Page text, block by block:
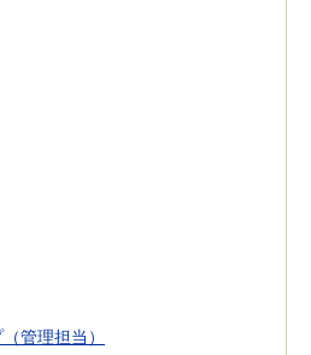
管理担当）